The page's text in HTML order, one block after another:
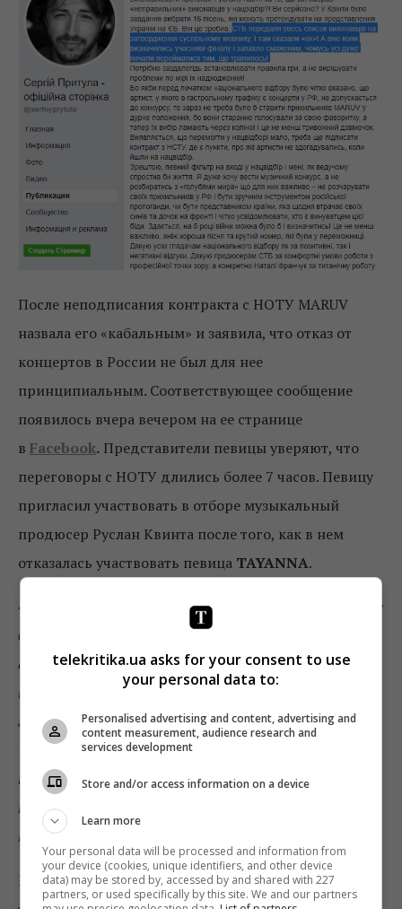
После неподписания контракта с НОТУ MARUV
назвала его «кабальным» и заявила, что отказ от
концертов в России не был для нее
принципиальным. Соответствующее сообщение
появилось вчера вечером на ее странице
в Facebook. Представители певицы уверяют, что
переговоры с НОТУ длились более 7 часов. Певицу
пригласил участвовать в отборе музыкальный
продюсер Руслан Квинта после того, как в нем
отказалась участвовать певица TAYANNA.
«
Как ранее я говорила, отказ от концертов в России не
был для нас принципиальным. Основные разногласия
вызвали другие пункты договора, которые, если я
подпишу, становятся для меня кабальными. Я –
гражданка Украины, плачу налоги и искренне люблю
Украину. Но не готова выступать с лозунгами,
превращая свое пребывание на конкурсе в промоакции
наших политиков. Я – музыкант, а не бита на
политической арене
MARUV добавила, что хочет «дарить свое
telekritika.ua asks for your consent to use
your personal data to:
Personalised advertising and content, advertising and
content measurement, audience research and
services development
Store and/or access information on a device
Learn more
Your personal data will be processed and information from
your device (cookies, unique identifiers, and other device
data) may be stored by, accessed by and shared with 227
partners, or used specifically by this site. We and our partners